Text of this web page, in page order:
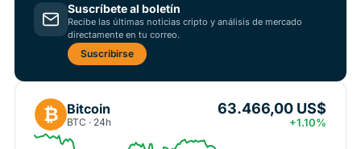
Suscríbete al boletín
Recibe las últimas noticias cripto y análisis de mercado
directamente en tu correo.
Suscribirse
₿ Bitcoin
BTC · 24h
63.466,00 US$
+1.10%